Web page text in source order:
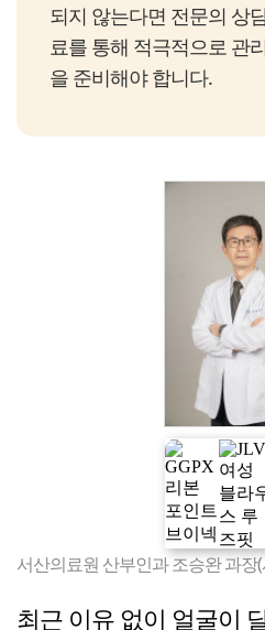
되지 않는다면 전문의 상
료를 통해 적극적으로 관
을 준비해야 합니다.
서산의료원 산부인과 조승완 과장
최근 이유 없이 얼굴이